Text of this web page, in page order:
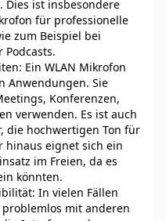
Dies ist insbesondere
für professionelle
zum Beispiel bei
Podcasts.
Ein WLAN Mikrofon
Anwendungen. Sie
Konferenzen,
verwenden. Es ist auch
die hochwertigen Ton für
hinaus eignet sich ein
im Freien, da es
könnten.
In vielen Fällen
problemlos mit anderen